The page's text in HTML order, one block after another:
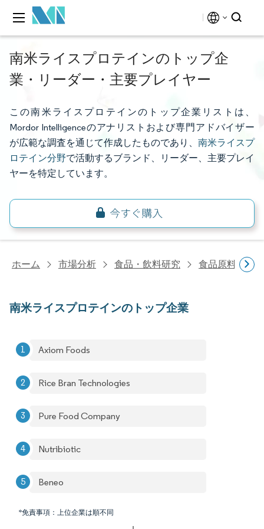
南米ライスプロテインのトップ企
業・リーダー・主要プレイヤー
この南米ライスプロテインのトップ企業リストは、
Mordor Intelligenceのアナリストおよび専門アドバイザー
が広範な調査を通じて作成したものであり、 南米ライスプ
ロテイン分野で活動するブランド、リーダー、主要プレイ
ヤーを特定しています。
ホーム 市場分析 食品・飲料研究 食品原料・食
南米ライスプロテインのトップ企業
Axiom Foods
Rice Bran Technologies
Pure Food Company
Nutribiotic
Beneo
*免責事項：上位企業は順不同